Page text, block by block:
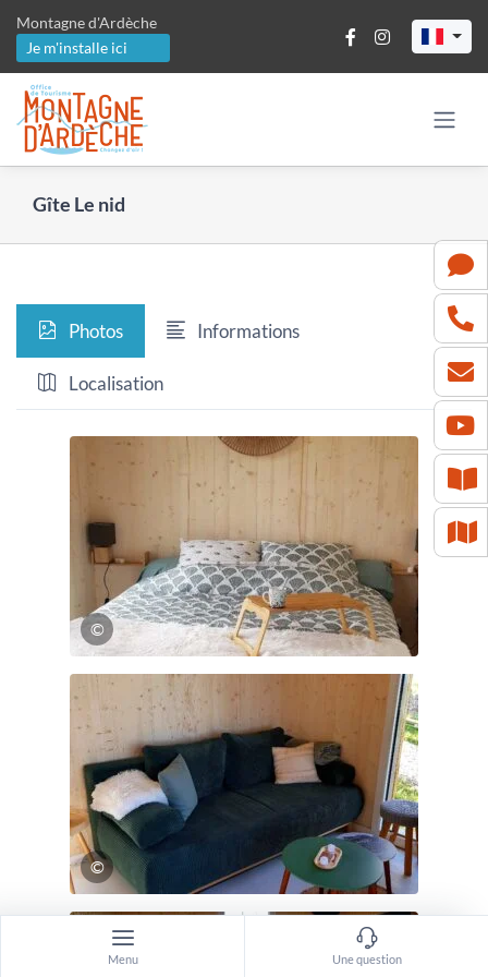
contenu
Montagne d'Ardèche
Je m'installe ici
Gîte Le nid
Photos Informations
Localisation
©
©
Menu Une question